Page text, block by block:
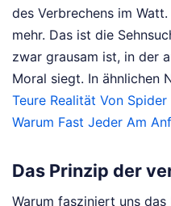
des Verbrechens im
mehr. Das ist die
zwar grausam ist, in der
Moral siegt. In ähnlichen
Teure Realität Von
Warum Fast Jeder Am
Das Prinzip der
Warum fasziniert uns das